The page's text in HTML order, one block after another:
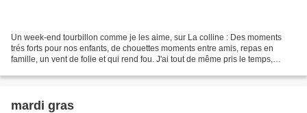
Un week-end tourbillon comme je les aime, sur La colline : Des moments
trés forts pour nos enfants, de chouettes moments entre amis, repas en
famille, un vent de folie et qui rend fou. J'ai tout de même pris le temps,
mardi gras